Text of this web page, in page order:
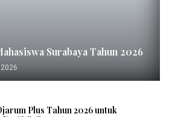
Surabaya Tahun 2026
Plus Tahun 2026 untuk